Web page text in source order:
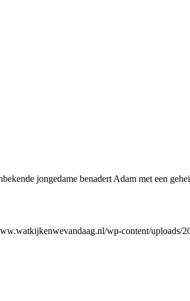
jongedame benadert Adam met een
wp-content/uploads/